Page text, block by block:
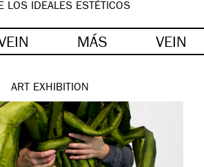
LOS IDEALES ESTÉTICOS
MÁS VEIN
ART EXHIBITION